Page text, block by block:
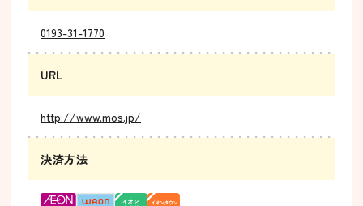
0193-31-1770
URL
http://www.mos.jp/
決済方法